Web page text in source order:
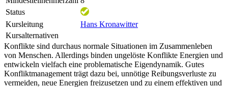
Status
Kursleitung
Hans Kronawitter
Kursalternativen
Konflikte sind durchaus normale Situationen im Zusammenleben
von Menschen. Allerdings binden ungelöste Konflikte Energien und
entwickeln vielfach eine problematische Eigendynamik. Gutes
Konfliktmanagement trägt dazu bei, unnötige Reibungsverluste zu
vermeiden, neue Energien freizusetzen und zu einem effektiven und